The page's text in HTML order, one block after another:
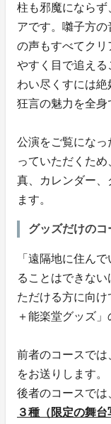
柱も邪魔にならず
アです。囃子方の
の声もすべてクリ
やすく目で追え
わい尽くすには
狂言の魅力を全身
公演をご覧にな
っていただくた
真、カレンダー、
ます。
グッズだけの
「遠隔地に住ん
ることはできな
ただける方に向
＋能楽堂グッズ」
前者のコースで
をお送りします。
後者のコースでは
３種（限定の舞